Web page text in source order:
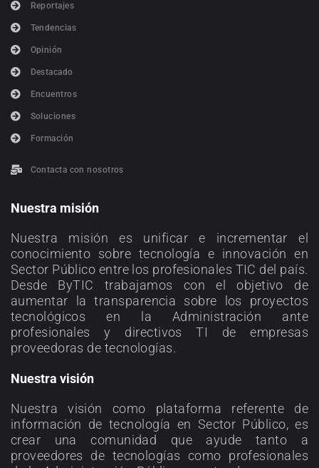
Reportajes
Tendencias
Opinión
Destacado
Encuentros
Soluciones
Formación
Contacta con nosotros
Nuestra misión
Nuestra misión es unificar e incrementar el
conocimiento sobre tecnología e innovación en
Sector Público entre los profesionales TIC del país.
Desde ByTIC trabajamos con el objetivo de
aumentar la transparencia sobre los proyectos
tecnológicos en la Administración ante
profesionales y directivos TI de empresas
proveedoras de tecnologías.
Nuestra visión
Nuestra visión como plataforma referente de
información de tecnología en Sector Público, es
crear una comunidad que ayude tanto a
proveedores de tecnologías como profesionales